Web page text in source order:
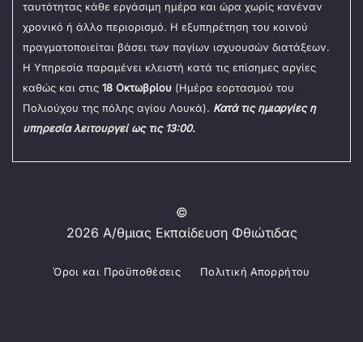
ταυτότητας κάθε εργάσιμη ημέρα και ώρα χωρίς κανέναν
χρονικό ή άλλο περιορισμό. Η εξυπηρέτηση του κοινού
πραγματοποιείται βάσει των παγίων ισχυουσών διατάξεων.
Η Υπηρεσία παραμένει κλειστή κατά τις επίσημες αργίες
καθώς και στις 18 Οκτωβρίου (Ημέρα εορτασμού του
Πολιούχου της πόλης αγίου Λουκά). Κατά τις ημιαργίες η
υπηρεσία λειτουργεί ως τις 13:00.
©
2026 Α/θμιας Εκπαίδευση Φθιώτιδας
Όροι και Προϋποθέσεις Πολιτική Απορρήτου